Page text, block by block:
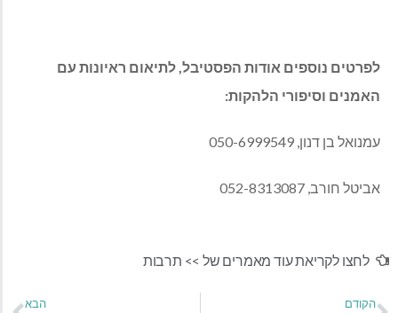
לפרטים נוספים אודות הפסטיבל, לתיאום ראיונות עם
האמנים וסיפורי הלהקות:
עמנואל בן דנון, 050-6999549
אביטל חורב, 052-8313087
לחצו לקריאת עוד מאמרים של >> תרבות
הקודם הבא